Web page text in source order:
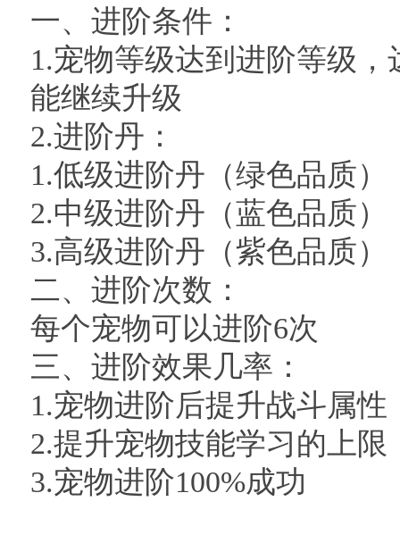
一、进阶条件：
1.宠物等级达到进阶等级
能继续升级
2.进阶丹：
1.低级进阶丹（绿色品质）
2.中级进阶丹（蓝色品质）
3.高级进阶丹（紫色品质）
二、进阶次数：
每个宠物可以进阶6次
三、进阶效果几率：
1.宠物进阶后提升战斗属性
2.提升宠物技能学习的上限
3.宠物进阶100%成功